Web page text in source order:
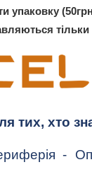
тих, хто
-